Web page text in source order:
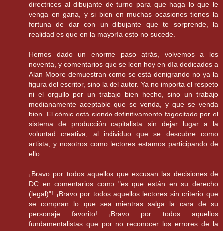
directrices al dibujante de turno para que haga lo que le
venga en gana, y si bien en muchas ocasiones tienes la
fortuna de dar con un dibujante que te sorprende, la
realidad es que en la mayoría esto no sucede.
Hemos dado un enorme paso atrás, volvemos a los
noventa, y comentarios que se leen hoy en día dedicados a
Alan Moore demuestran como se está denigrando no ya la
figura del escritor, sino la del autor. Ya no importa el respeto
ni el orgullo por un trabajo bien hecho, sino un trabajo
medianamente aceptable que se venda, y que se venda
bien. El cómic está siendo definitivamente fagocitado por el
sistema de producción capitalista sin dejar lugar a la
voluntad creativa, al individuo que se descubre como
artista, y nosotros como lectores estamos participando de
ello.
¡Bravo por todos aquellos que excusan las decisiones de
DC en comentarios como "es que están en su derecho
(legal)"! ¡Bravo por todos aquellos lectores sin criterio que
se compran lo que sea mientras salga la cara de su
personaje favorito! ¡Bravo por todos aquellos
fundamentalistas que por no reconocer los errores de la